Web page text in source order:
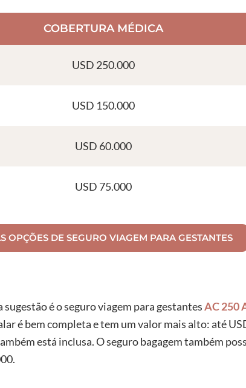
COBERTURA MÉDICA
USD 250.000
USD 150.000
USD 60.000
USD 75.000
OPÇÕES DE SEGURO VIAGEM PARA GESTANTES
é o seguro viagem para gestantesAC 250
é bem completa e tem um valor mais alto: até
está inclusa. O seguro bagagem também